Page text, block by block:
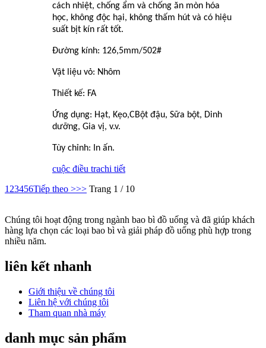
cách nhiệt, chống ẩm và chống ăn mòn hóa
học, không độc hại, không thấm hút và có hiệu
suất bịt kín rất tốt.
Đường kính: 126,5mm/502#
Vật liệu vỏ: Nhôm
Thiết kế: FA
Ứng dụng: Hạt, Kẹo,CBột đậu, Sữa bột, Dinh
dưỡng, Gia vị, v.v.
Tùy chỉnh: In ấn.
cuộc điều trachi tiết
1 23456Tiếp theo >>> Trang 1 / 10
Chúng tôi hoạt động trong ngành bao bì đồ uống và đã giúp khách
hàng lựa chọn các loại bao bì và giải pháp đồ uống phù hợp trong
nhiều năm.
liên kết nhanh
Giới thiệu về chúng tôi
Liên hệ với chúng tôi
Tham quan nhà máy
danh mục sản phẩm